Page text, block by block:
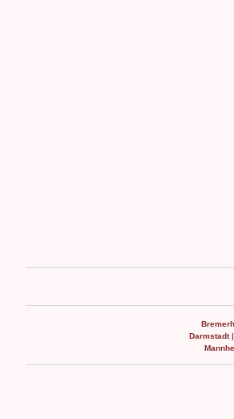
Darmstadt|